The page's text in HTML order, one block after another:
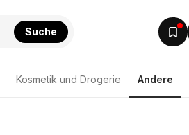
Suche
Kosmetik und Drogerie Andere